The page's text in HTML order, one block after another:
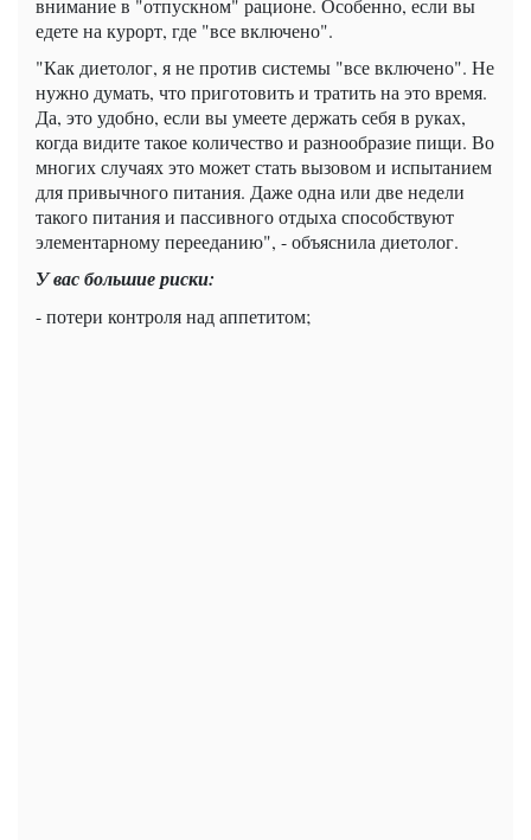
внимание в "отпускном" рационе. Особенно, если вы
едете на курорт, где "все включено".
"Как диетолог, я не против системы "все включено". Не
нужно думать, что приготовить и тратить на это время.
Да, это удобно, если вы умеете держать себя в руках,
когда видите такое количество и разнообразие пищи. Во
многих случаях это может стать вызовом и испытанием
для привычного питания. Даже одна или две недели
такого питания и пассивного отдыха способствуют
элементарному перееданию", - объяснила диетолог.
У вас большие риски:
- потери контроля над аппетитом;